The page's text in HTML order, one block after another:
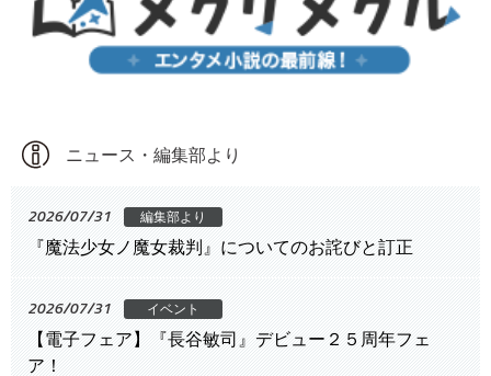
ニュース・編集部より
2026/07/31 編集部より
『魔法少女ノ魔女裁判』についてのお詫びと訂正
2026/07/31 イベント
【電子フェア】『長谷敏司』デビュー２５周年フェ
ア！